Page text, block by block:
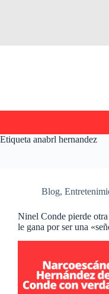
Etiqueta anabrl hernandez
Blog,
Ninel Conde pierde
le gana por ser una